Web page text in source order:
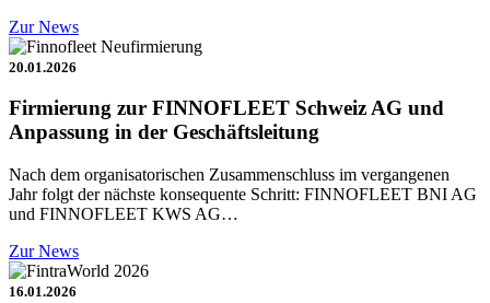
Zur News
20.01.2026
Firmierung zur FINNOFLEET Schweiz AG und
Anpassung in der Geschäftsleitung
Nach dem organisatorischen Zusammenschluss im vergangenen
Jahr folgt der nächste konsequente Schritt: FINNOFLEET BNI AG
und FINNOFLEET KWS AG…
Zur News
16.01.2026